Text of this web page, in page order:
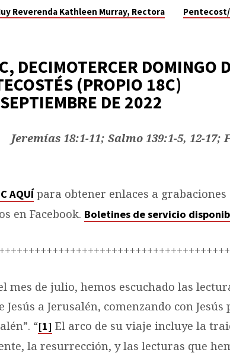
Reverenda Kathleen Murray, Rectora
C, DECIMOTERCER DOMINGO
(PROPIO 18C)
SEPTIEMBRE DE 2022
18:1-11; Salmo 139:1-5, 12-17;
AQUÍpara obtener enlaces a grabaciones
en Facebook. Boletines de servicio
mes de julio, hemos escuchado las
Jesús a Jerusalén, comenzando con
“[1] El arco de su viaje incluye la
la resurrección, y las lecturas que